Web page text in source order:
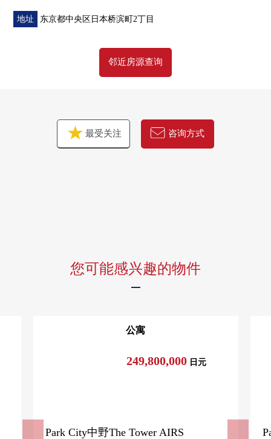
▼位置
・东京地铁线日比谷线、都营浅草线"人形町"车站步行7分
・东京地铁线半藏门线"水天宫前"车站步行8分钟
房源的详细、需讨论是如有意向，请跟我们联系。
地址 东京都中央区日本桥滨町2丁目
邻近房源查询
最受关注 咨询方式
您可能感兴趣的物件
公寓
Park City中野The Tower AIRS
249,800,000 日元